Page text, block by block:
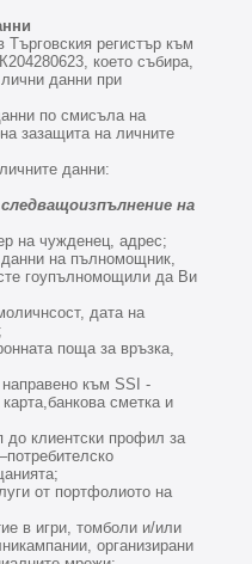
Търговския регистър към
което събира,
данни при
по смисъла на
зазащита на личните
данни:
на
на чужденец, адрес;
на пълномощник,
гоупълномощили да Ви
дата на
поща за връзка,
към SSI -
сметка и
до клиентски профил за
от портфолиото на
в игри, томболи и/или
организирани